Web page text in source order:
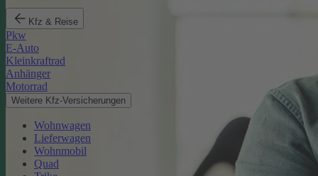
Kfz & Reise
Pkw
E-Auto
Kleinkraftrad
Anhänger
Motorrad
Weitere Kfz-Versicherungen
Wohnwagen
Lieferwagen
Wohnmobil
Quad